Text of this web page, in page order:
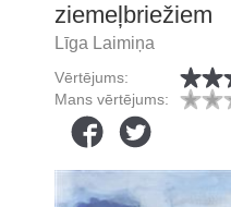
ziemeļbriežiem
Līga Laimiņa
Vērtējums:
Mans vērtējums: